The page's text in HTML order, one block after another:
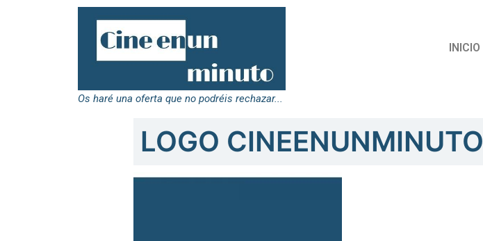
Os haré una oferta que no podréis rechazar...
INICIO
LOGO CINEENUNMINUTO